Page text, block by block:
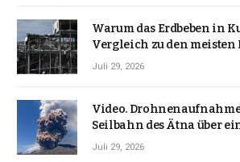
Warum das Erdbeben in
Vergleich zu den meisten
Japan erschütterten,
Juli 29, 2026
Video.
Seilbahn des Ätna über
Vulkanlandschaft
Juli 29, 2026